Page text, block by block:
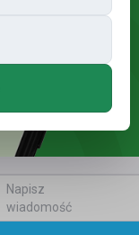
Napisz
wiadomość